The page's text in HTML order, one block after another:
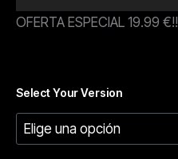
audio
OFERTA ESPECIAL 19.99 €!!
Select Your Version